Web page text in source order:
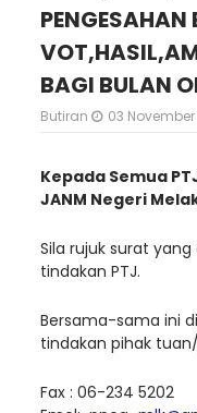
PENGESAHAN
BAGI BULAN
Butiran 03
Kepada Semua
JANM Negeri
Sila rujuk surat
tindakan PTJ.
Bersama-sama ini
tindakan pihak
Fax : 06-234 5202